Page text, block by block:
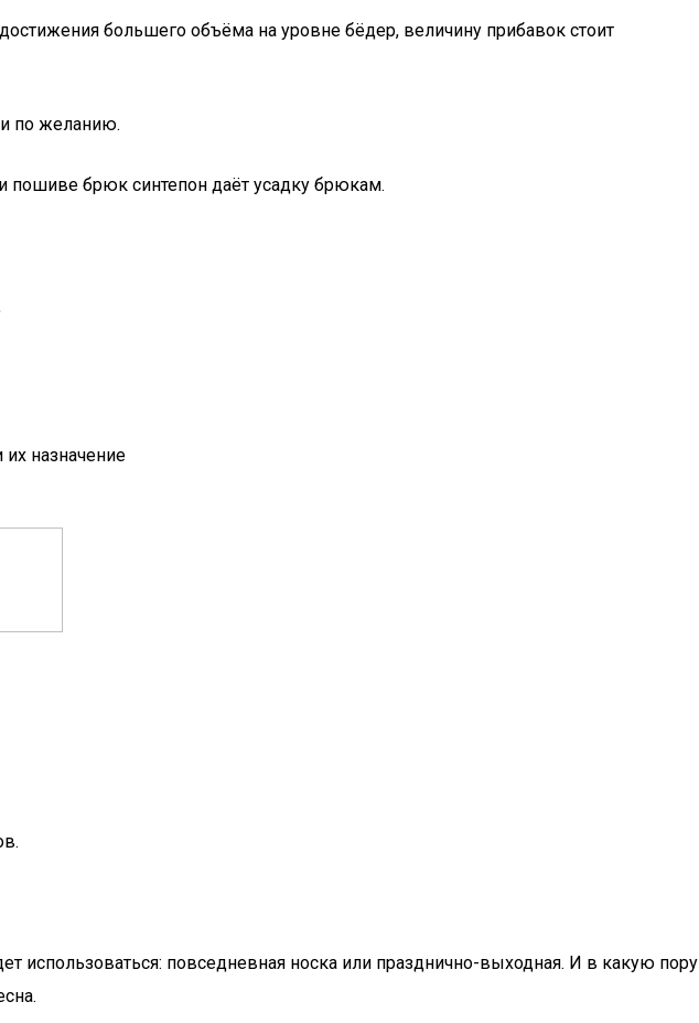
большего объёма на уровне бёдер, величину прибавок стоит
по желанию.
пошиве брюк синтепон даёт усадку брюкам.
их назначение
использоваться: повседневная носка или празднично-выходная. И в какую пору